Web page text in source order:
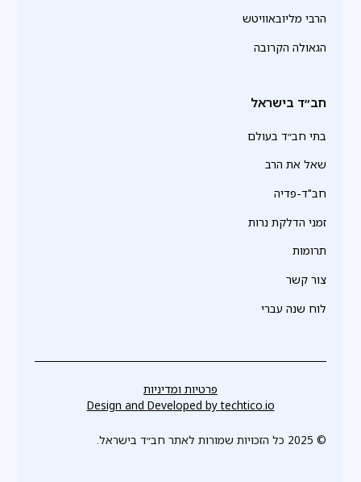
הרבי מליובאוויטש
הגאולה הקרובה
חב״ד בישראל
בתי חב״ד בעולם
שאל את הרב
חב"ד-פדיה
זמני הדלקת נרות
תרומות
צור קשר
לוח שנה עברי
© 2025 כל הזכויות שמורות לאתר חב״ד בישראל.
פרטיות ומדיניות
Design and Developed bytechtico.io